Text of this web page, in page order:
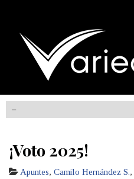
¡Voto 2025!
Apuntes, Camilo Hernández S.,